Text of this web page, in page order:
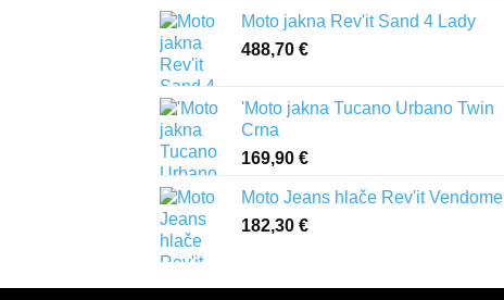
Moto jakna Rev'it Sand 4 Lady
488,70 €
'Moto jakna Tucano Urbano Twin
Crna
169,90 €
Moto Jeans hlače Rev'it Vendome
182,30 €